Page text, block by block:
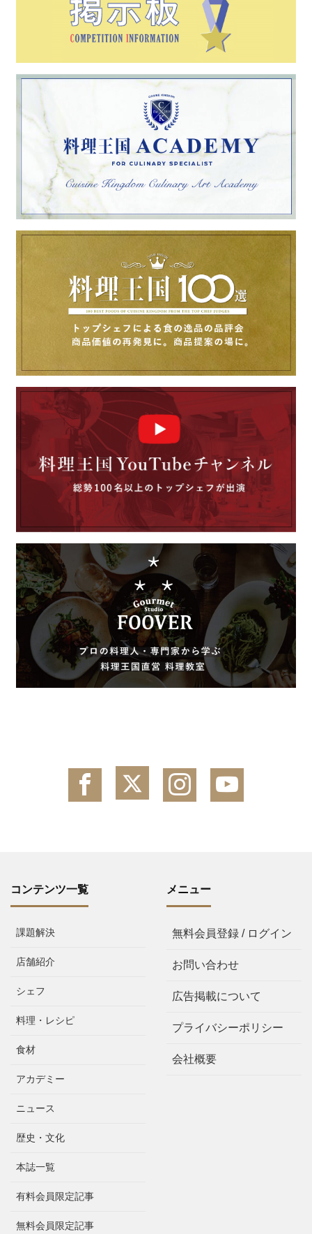
コンテンツ一覧
課題解決
店舗紹介
シェフ
料理・レシピ
食材
アカデミー
ニュース
歴史・文化
本誌一覧
有料会員限定記事
無料会員限定記事
メニュー
無料会員登録 / ログイン
お問い合わせ
広告掲載について
プライバシーポリシー
会社概要